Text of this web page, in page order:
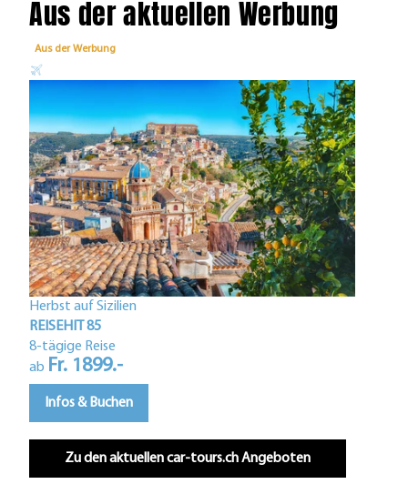
Aus der aktuellen Werbung
Aus der Werbung
Herbst auf Sizilien
REISEHIT 85
8-tägige Reise
ab Fr. 1899.-
Infos & Buchen
Zu den aktuellen car-tours.ch Angeboten